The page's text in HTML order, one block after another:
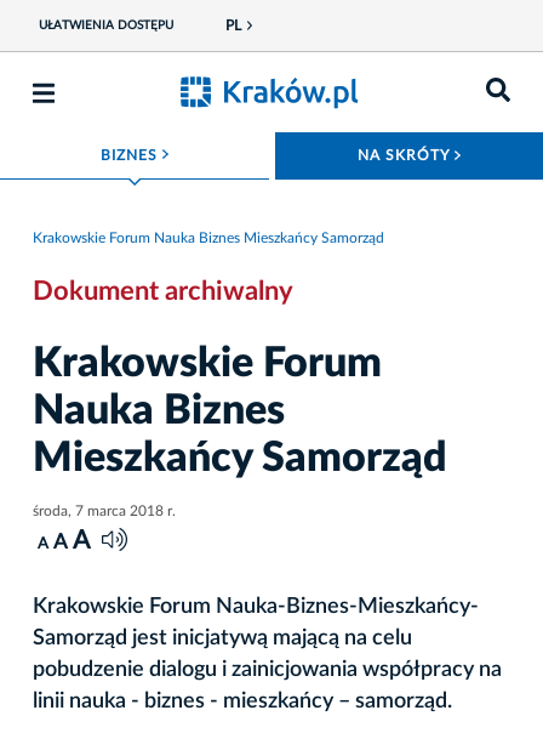
UŁATWIENIA DOSTĘPU PL
BIZNES ROZWIŃ MENU NA SKRÓTY
Krakowskie Forum Nauka Biznes Mieszkańcy Samorząd
Dokument archiwalny
Krakowskie Forum
Nauka Biznes
Mieszkańcy Samorząd
środa, 7 marca 2018 r.
A A A
Krakowskie Forum Nauka-Biznes-Mieszkańcy-
Samorząd jest inicjatywą mającą na celu
pobudzenie dialogu i zainicjowania współpracy na
linii nauka - biznes - mieszkańcy – samorząd.